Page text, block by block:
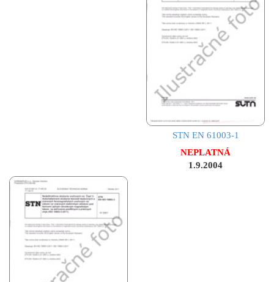
STN EN 61003-1
NEPLATNÁ
1.9.2004